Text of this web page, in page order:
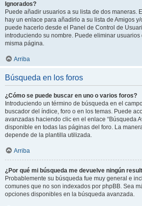
Ignorados?
Puede añadir usuarios a su lista de dos maneras.
hay un enlace para añadirlo a su lista de Amigos
puede hacerlo desde el Panel de Control de
introduciendo su nombre. Puede eliminar usuarios
misma página.
Arriba
Búsqueda en los foros
¿Cómo se puede buscar en uno o varios foros?
Introduciendo un término de búsqueda en el
buscador del índice, foro o en los temas. Puede
avanzadas haciendo clic en el enlace “Búsqueda
disponible en todas las páginas del foro. La
depende de la plantilla utilizada.
Arriba
¿Por qué mi búsqueda me devuelve ningún
Probablemente su búsqueda fue muy general e
comunes que no son indexados por phpBB. Sea
opciones disponibles en la búsqueda avanzada.